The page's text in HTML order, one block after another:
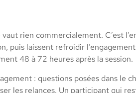
rien commercialement. C’est
puis laissent refroidir
48 à 72 heures après la session.
: questions posées dans le
les relances. Un participant qui